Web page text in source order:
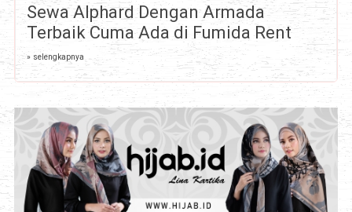
Sewa Alphard Dengan Armada
Terbaik Cuma Ada di Fumida Rent
» selengkapnya